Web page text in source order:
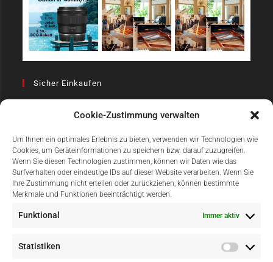
Cookie-Zustimmung verwalten
Um Ihnen ein optimales Erlebnis zu bieten, verwenden wir Technologien wie
Cookies, um Geräteinformationen zu speichern bzw. darauf zuzugreifen.
Wenn Sie diesen Technologien zustimmen, können wir Daten wie das
Surfverhalten oder eindeutige IDs auf dieser Website verarbeiten. Wenn Sie
Ihre Zustimmung nicht erteilen oder zurückziehen, können bestimmte
Merkmale und Funktionen beeinträchtigt werden.
Funktional Immer aktiv
Statistiken
Sicher Einkaufen
Einfach Online Bezahlen